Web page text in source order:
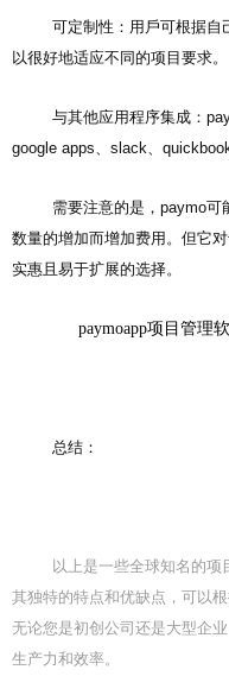
可定制性：用戶可根据自
以很好地适应不同的项目要求。
与其他应用程序集成：
google apps、slack、
需要注意的是，paymo可
数量的增加而增加费用。但它
实惠且易于扩展的选择。
paymoapp项目管理
总结：
以上是一些全球知名的
其独特的特点和优缺点，可以
无论您是初创公司还是大型企
生产力和效率。